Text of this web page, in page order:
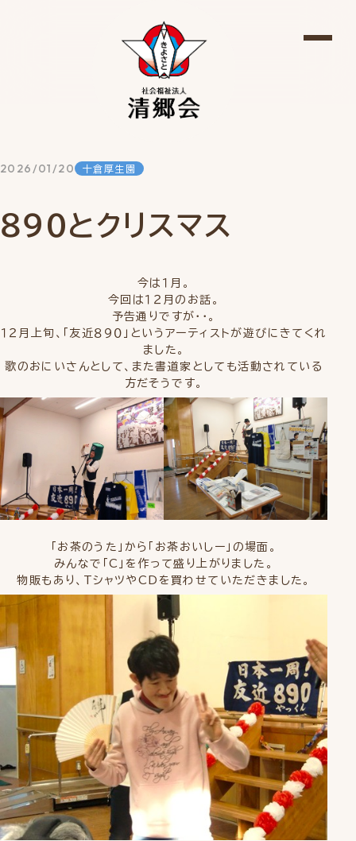
2026/01/20 十倉厚生園
８９０とクリスマス
今は１月。
今回は１２月のお話。
予告通りですが・・。
１２月上旬、「友近８９０」というアーティストが遊びにきてくれ
ました。
歌のおにいさんとして、また書道家としても活動されている
方だそうです。
「お茶のうた」から「お茶おいしー」の場面。
みんなで「C」を作って盛り上がりました。
物販もあり、TシャツやCDを買わせていただきました。